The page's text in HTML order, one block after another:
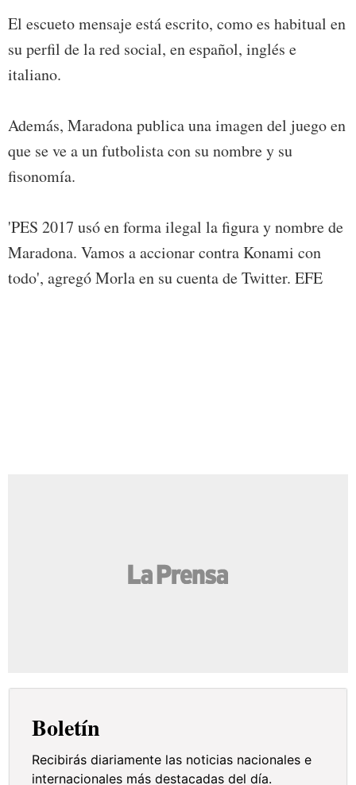
El escueto mensaje está escrito, como es habitual en
su perfil de la red social, en español, inglés e
italiano.
Además, Maradona publica una imagen del juego en
que se ve a un futbolista con su nombre y su
fisonomía.
'PES 2017 usó en forma ilegal la figura y nombre de
Maradona. Vamos a accionar contra Konami con
todo', agregó Morla en su cuenta de Twitter. EFE
Boletín
Recibirás diariamente las noticias nacionales e
internacionales más destacadas del día.